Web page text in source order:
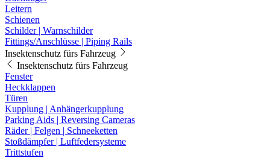
Leitern
Schienen
Schilder | Warnschilder
Fittings/Anschlüsse | Piping Rails
Insektenschutz fürs Fahrzeug
Insektenschutz fürs Fahrzeug
Fenster
Heckklappen
Türen
Kupplung | Anhängerkupplung
Parking Aids | Reversing Cameras
Räder | Felgen | Schneeketten
Stoßdämpfer | Luftfedersysteme
Trittstufen